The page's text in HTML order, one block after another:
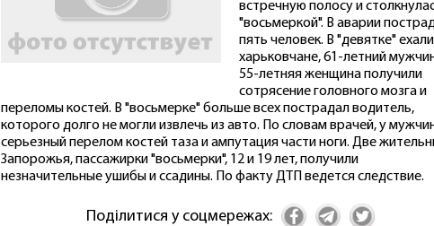
встречную полосу и
"восьмеркой". В аварии
пять человек. В "девятке" ехали
харьковчане, 61-летний
55-летняя женщина получили
сотрясение головного мозга и
переломы костей. В "восьмерке" больше всех пострадал водитель,
которого долго не могли извлечь из авто. По словам врачей, у
серьезный перелом костей таза и ампутация части ноги. Две
Запорожья, пассажирки "восьмерки", 12 и 19 лет, получили
незначительные ушибы и ссадины. По факту ДТП ведется следствие.
Поділитися у соцмережах: